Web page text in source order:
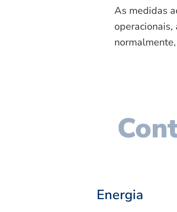
As medidas
Energia